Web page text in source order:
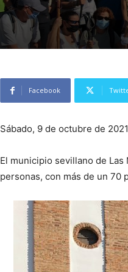
Facebook
Sábado, 9 de octubre de 2021
El municipio sevillano de
personas, con más de un 70